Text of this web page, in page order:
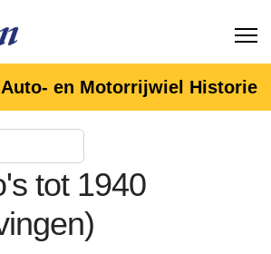
en Motorrijwiel Historie
tot 1940